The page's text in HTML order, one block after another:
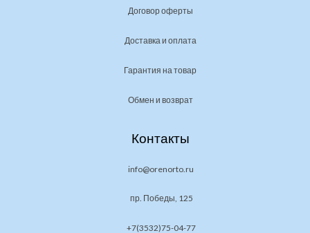
Договор оферты
Доставка и оплата
Гарантия на товар
Обмен и возврат
Контакты
info@orenorto.ru
пр. Победы, 125
+7(3532)75-04-77